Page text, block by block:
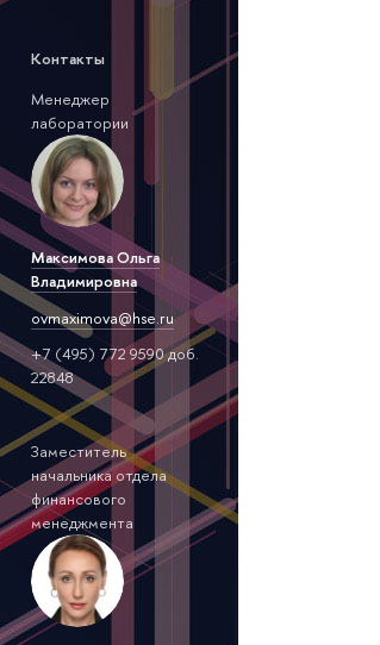
Контакты
Менеджер
лаборатории
Максимова Ольга
Владимировна
ovmaximova@hse.ru
+7 (495) 772 9590 доб.
22848
Заместитель
начальника отдела
финансового
менеджмента